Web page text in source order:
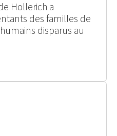
Hollerich a
des familles de
disparus au